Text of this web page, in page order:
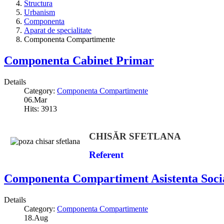
Structura
Urbanism
Componenta
Aparat de specialitate
Componenta Compartimente
Componenta Cabinet Primar
Details
Category: Componenta Compartimente
06.Mar
Hits: 3913
CHISĂR SFETLANA
Referent
Componenta Compartiment Asistenta
Details
Category: Componenta Compartimente
18.Aug